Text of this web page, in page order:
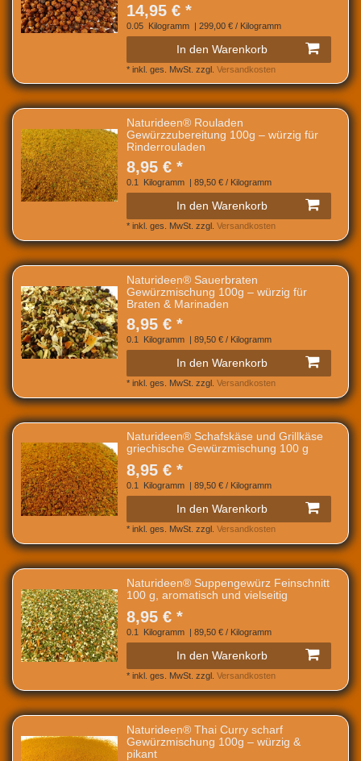
14,95 € *
0.05 Kilogramm | 299,00 € / Kilogramm
In den Warenkorb
* inkl. ges. MwSt. zzgl. Versandkosten
Naturideen® Rouladen
Gewürzzubereitung 100g – würzig für
Rinderrouladen
8,95 € *
0.1 Kilogramm | 89,50 € / Kilogramm
In den Warenkorb
* inkl. ges. MwSt. zzgl. Versandkosten
Naturideen® Sauerbraten
Gewürzmischung 100g – würzig für
Braten & Marinaden
8,95 € *
0.1 Kilogramm | 89,50 € / Kilogramm
In den Warenkorb
* inkl. ges. MwSt. zzgl. Versandkosten
Naturideen® Schafskäse und Grillkäse
griechische Gewürzmischung 100 g
8,95 € *
0.1 Kilogramm | 89,50 € / Kilogramm
In den Warenkorb
* inkl. ges. MwSt. zzgl. Versandkosten
Naturideen® Suppengewürz Feinschnitt
100 g, aromatisch und vielseitig
8,95 € *
0.1 Kilogramm | 89,50 € / Kilogramm
In den Warenkorb
* inkl. ges. MwSt. zzgl. Versandkosten
Naturideen® Thai Curry scharf
Gewürzmischung 100g – würzig &
pikant